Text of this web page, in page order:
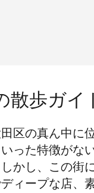
散歩ガイ
区の真ん中に
った特徴がな
かし、この街
ィープな店、